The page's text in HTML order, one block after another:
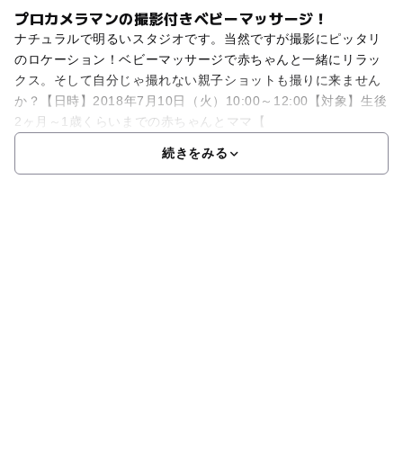
プロカメラマンの撮影付きベビーマッサージ！
ナチュラルで明るいスタジオです。当然ですが撮影にピッタリ
のロケーション！ベビーマッサージで赤ちゃんと一緒にリラッ
クス。そして自分じゃ撮れない親子ショットも撮りに来ません
か？【日時】2018年7月10日（火）10:00～12:00【対象】生後
2ヶ月～1歳くらいまでの赤ちゃんとママ【
続きをみる